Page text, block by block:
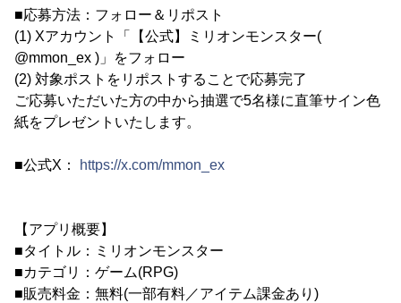
■応募方法：フォロー＆リポスト
(1) Xアカウント「【公式】ミリオンモンスター(
@mmon_ex )」をフォロー
(2) 対象ポストをリポストすることで応募完了
ご応募いただいた方の中から抽選で5名様に直筆サイン色
紙をプレゼントいたします。
■公式X： https://x.com/mmon_ex
【アプリ概要】
■タイトル：ミリオンモンスター
■カテゴリ：ゲーム(RPG)
■販売料金：無料(一部有料／アイテム課金あり)